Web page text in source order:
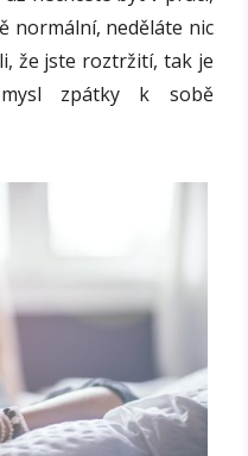
normální, neděláte nic
že jste roztržití, tak je
zpátky k sobě